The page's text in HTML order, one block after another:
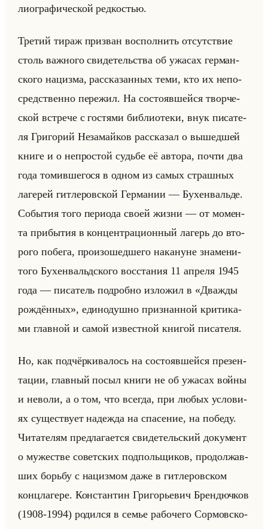
лио­гра­фи­че­ской ред­ко­стью.
Тре­тий тираж при­зван вос­пол­нить от­сут­ствие
столь важ­но­го сви­де­тельства об ужа­сах гер­ман­
ско­го на­циз­ма, рас­ска­зан­ных теми, кто их непо­
сред­ствен­но пе­ре­жил. На со­сто­яв­шейся твор­че­
ской встре­че с го­стя­ми биб­лио­те­ки, внук пи­са­те­
ля Гри­го­рий Неза­майков рас­ска­зал о вы­шед­шей
книге и о непро­стой судьбе её ав­то­ра, почти два
года то­мив­ше­го­ся в одном из самых страш­ных
ла­ге­рей гит­ле­ров­ской Гер­ма­нии — Бу­хен­вальде.
Со­бы­тия того пе­ри­ода своей жизни — от мо­мен­
та при­бы­тия в кон­цен­тра­ци­он­ный ла­герь до вто­
ро­го по­бе­га, про­изо­шед­ше­го на­ка­нуне зна­ме­ни­
то­го Бу­хен­вальд­ско­го вос­ста­ния 11 ап­ре­ля 1945
года — пи­са­тель по­дроб­но из­ло­жил в «Дважды
рождённых», еди­но­душ­но при­знан­ной кри­ти­ка­
ми глав­ной и самой из­вест­ной кни­гой пи­са­те­ля.
Но, как под­чёр­ки­ва­лось на со­сто­яв­шейся пре­зен­
та­ции, глав­ный посыл книги не об ужа­сах войны
и нево­ли, а о том, что все­гда, при любых усло­ви­
ях су­ще­ству­ет на­деж­да на спа­се­ние, на по­бе­ду.
Чи­та­те­лям пред­ла­га­ет­ся сви­де­тельский до­ку­мент
о му­же­стве со­вет­ских под­польщи­ков, про­дол­жав­
ших борьбу с на­циз­мом даже в гит­ле­ров­ском
конц­ла­ге­ре. Кон­стан­тин Гри­го­рье­вич Брен­дюч­ков
(1908-1994) ро­дил­ся в семье ра­бо­че­го Сор­мов­ско­